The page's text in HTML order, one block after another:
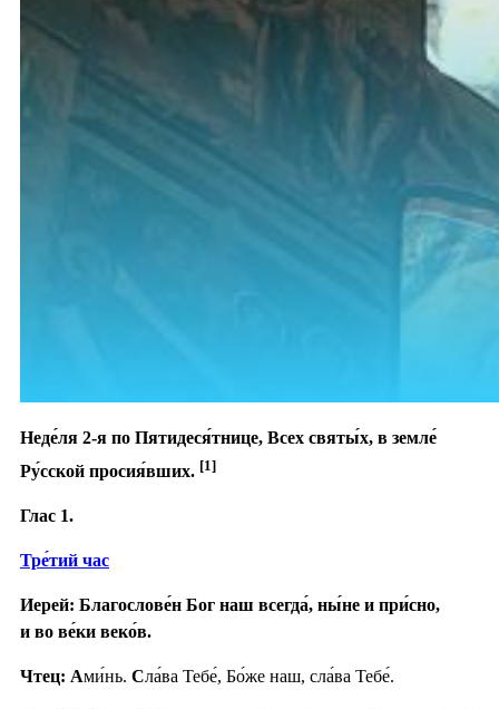
Неде́ля 2-я по Пятидеся́тнице, Всех святы́х, в земле́
Ру́сской просия́вших. [1]
Глас 1.
Тре́тий час
Иерей: Благослове́н Бог наш всегда́, ны́не и при́сно,
и во ве́ки веко́в.
Чтец: Ами́нь. Сла́ва Тебе́, Бо́же наш, сла́ва Тебе́.